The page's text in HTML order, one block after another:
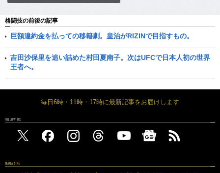
格闘技の前後の記事
巨額違約金を払っての移籍劇。皇治がRIZINで目指すもの。
吉田沙保里を追い詰めた村田夏南子。次はUFCで日本人初の世界
王者へ。
毎日6時・11時・17時に最新記事をお届けします
FOLLOW US
MAGAZINE